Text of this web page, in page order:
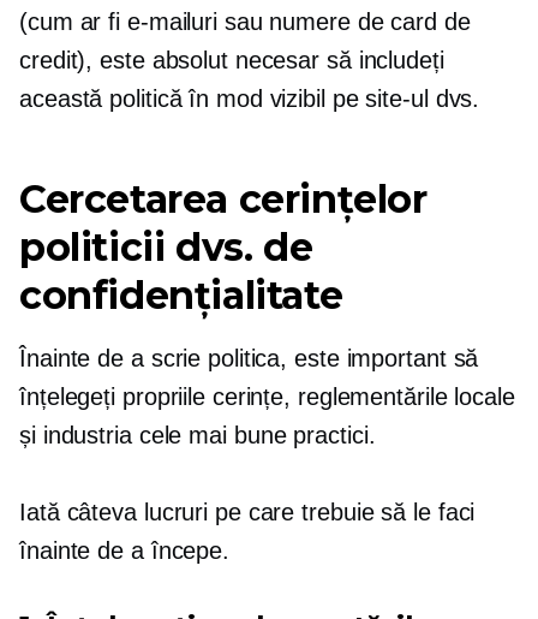
(cum ar fi e-mailuri sau numere de card de
credit), este absolut necesar să includeți
această politică în mod vizibil pe site-ul dvs.
Cercetarea cerințelor
politicii dvs. de
confidențialitate
Înainte de a scrie politica, este important să
înțelegeți propriile cerințe, reglementările locale
și industria cele mai bune practici.
Iată câteva lucruri pe care trebuie să le faci
înainte de a începe.